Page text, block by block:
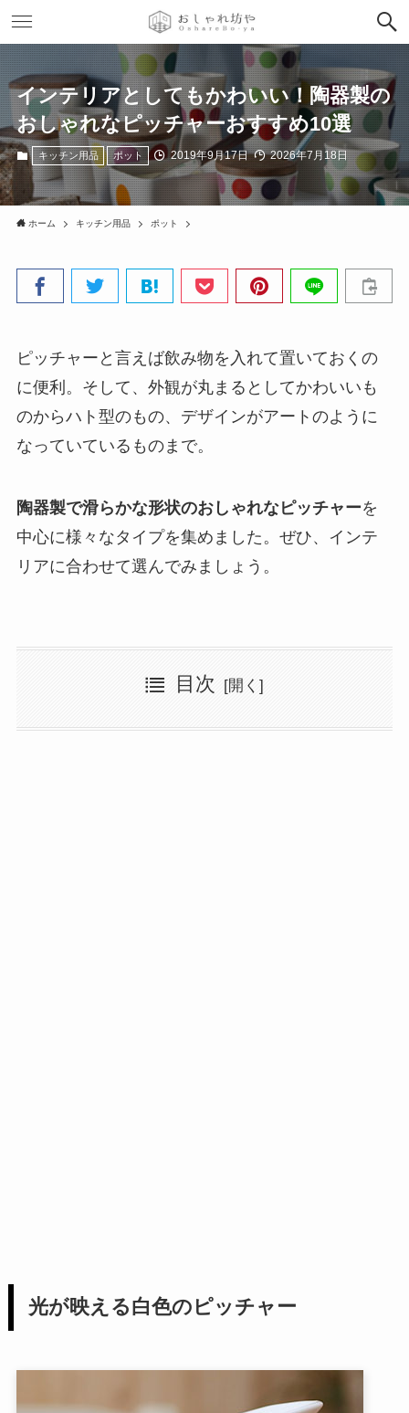
インテリアとしてもかわいい！陶器製の
おしゃれなピッチャーおすすめ10選
キッチン用品 ポット 2019年9月17日 2026年7月18日
ホーム キッチン用品 ポット
ピッチャーと言えば飲み物を入れて置いておくの
に便利。そして、外観が丸まるとしてかわいいも
のからハト型のもの、デザインがアートのように
なっていているものまで。
陶器製で滑らかな形状のおしゃれなピッチャーを
中心に様々なタイプを集めました。ぜひ、インテ
リアに合わせて選んでみましょう。
目次
光が映える白色のピッチャー